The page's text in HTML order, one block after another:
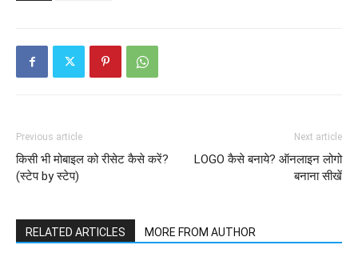
Previous article
किसी भी मोबाइल को रीसेट कैसे करें?
(स्टेप by स्टेप)
Next article
LOGO कैसे बनाये? ऑनलाइन लोगो
बनाना सीखें
RELATED ARTICLES MORE FROM AUTHOR